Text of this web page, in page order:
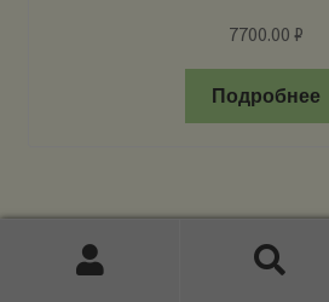
7700.00₽
Подробнее